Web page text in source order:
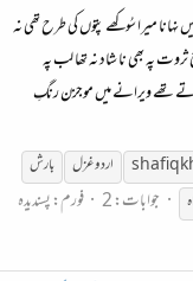
نہانا میرا سُوکھے پتوں کی طرح تھی نہ
ثروت پہ بھی نا شاد نہ تھا لب پہ
آتے تھے ویرانے میں موجزن رنگِ
shafiq اردو غزل
بارش
جوابات: 2 فورم:پسندیدہ